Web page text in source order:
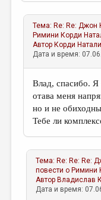
Тема: Re: Re: Джон
Римини Корди
Автор Корди
Дата и время:
Влад, спасибо. Я
отава меня
но и не
Тебе ли
Тема: Re: Re: Re:
повести о Римини
Автор Владислав
Дата и время: